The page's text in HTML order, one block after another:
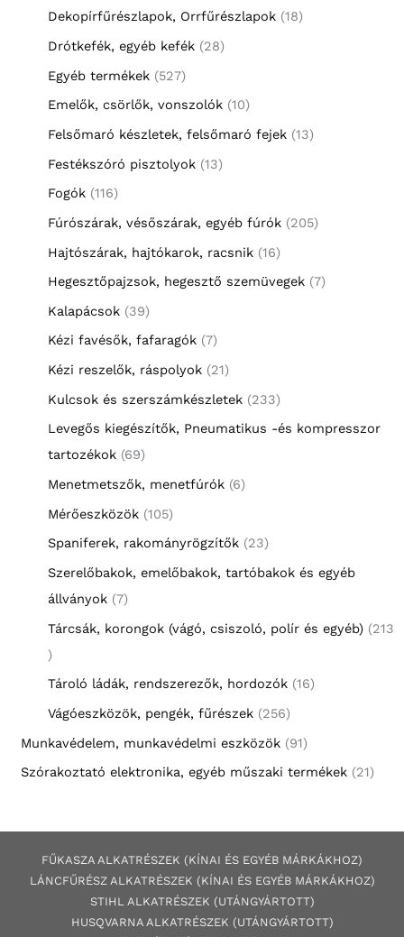
Dekopírfűrészlapok, Orrfűrészlapok 18
Drótkefék, egyéb kefék 28
Egyéb termékek 527
Emelők, csörlők, vonszolók 10
Felsőmaró készletek, felsőmaró fejek 13
Festékszóró pisztolyok 13
Fogók 116
Fúrószárak, vésőszárak, egyéb fúrók 205
Hajtószárak, hajtókarok, racsnik 16
Hegesztőpajzsok, hegesztő szemüvegek 7
Kalapácsok 39
Kézi favésők, fafaragók 7
Kézi reszelők, ráspolyok 21
Kulcsok és szerszámkészletek 233
Levegős kiegészítők, Pneumatikus -és kompresszor
tartozékok 69
Menetmetszők, menetfúrók 6
Mérőeszközök 105
Spaniferek, rakományrögzítők 23
Szerelőbakok, emelőbakok, tartóbakok és egyéb
állványok 7
Tárcsák, korongok (vágó, csiszoló, polír és egyéb) 213
Tároló ládák, rendszerezők, hordozók 16
Vágóeszközök, pengék, fűrészek 256
Munkavédelem, munkavédelmi eszközök 91
Szórakoztató elektronika, egyéb műszaki termékek 21
FŰKASZA ALKATRÉSZEK (KÍNAI ÉS EGYÉB MÁRKÁKHOZ)
LÁNCFŰRÉSZ ALKATRÉSZEK (KÍNAI ÉS EGYÉB MÁRKÁKHOZ)
STIHL ALKATRÉSZEK (UTÁNGYÁRTOTT)
HUSQVARNA ALKATRÉSZEK (UTÁNGYÁRTOTT)